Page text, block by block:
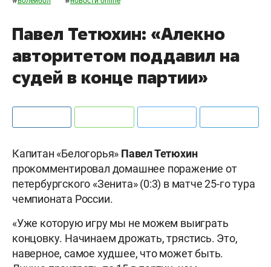
Павел Тетюхин: «Алекно
авторитетом поддавил на
судей в конце партии»
Капитан «Белогорья» Павел Тетюхин
прокомментировал домашнее поражение от
петербургского «Зенита» (0:3) в матче 25-го тура
чемпионата России.
«Уже которую игру мы не можем выиграть
концовку. Начинаем дрожать, трястись. Это,
наверное, самое худшее, что может быть.